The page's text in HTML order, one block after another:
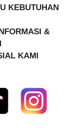
KEBUTUHAN
&
KAMI